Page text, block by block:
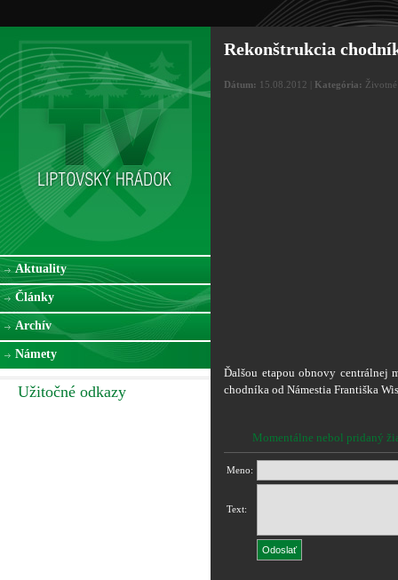
Aktuality
Články
Archív
Námety
Užitočné odkazy
Rekonštrukcia
Dátum: 15.08.2012 | Kategória:
Ďalšou etapou obnovy centrálnej
chodníka od Námestia Františka
Momentálne nebol pridaný
Meno:
Text: